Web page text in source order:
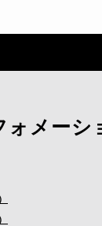
ォメーシ